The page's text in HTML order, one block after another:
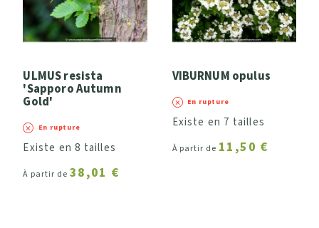
ULMUS resista
'Sapporo Autumn
Gold'
En rupture
Existe en 8 tailles
À partir de 38,01 €
VIBURNUM opulus
En rupture
Existe en 7 tailles
À partir de 11,50 €